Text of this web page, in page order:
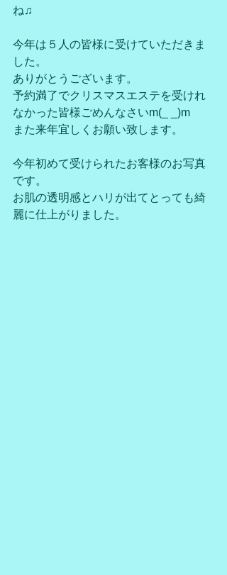
ね♫
今年は５人の皆様に受けていただきま
した。
ありがとうございます。
予約満了でクリスマスエステを受けれ
なかった皆様ごめんなさいm(_ _)m
また来年宜しくお願い致します。
今年初めて受けられたお客様のお写真
です。
お肌の透明感とハリが出てとっても綺
麗に仕上がりました。